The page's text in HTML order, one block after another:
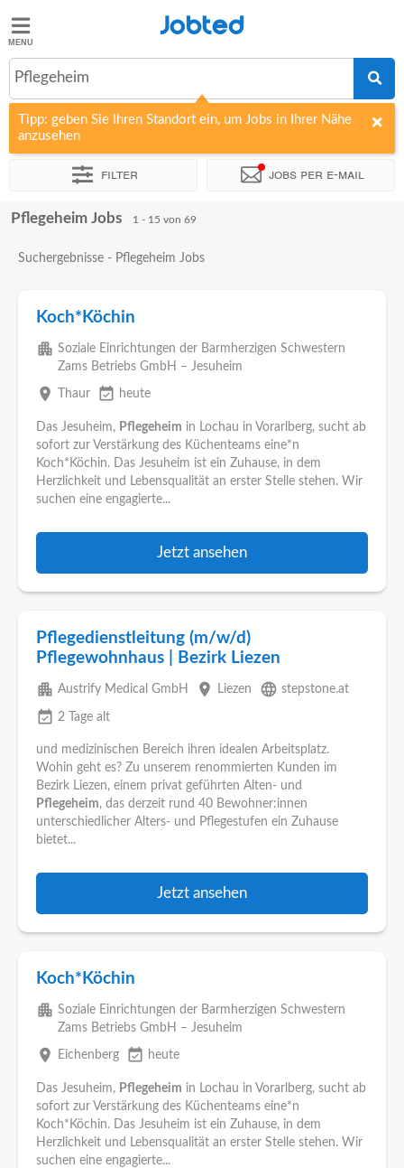
Jobted
Jobs
Gehalt
Jobted
Pflegeheim
Tipp: geben Sie Ihren Standort ein, um Jobs in Ihrer Nähe
anzusehen
Filter Jobs per e-mail
Sortieren nach Unternehmen
Pflegeheim Jobs 1 - 15 von 69
Suchergebnisse - Pflegeheim Jobs
Koch*Köchin
apartment Soziale Einrichtungen der Barmherzigen Schwestern
Zams Betriebs GmbH – Jesuheim
place Thaur event_available heute
Das Jesuheim, Pflegeheim in Lochau in Vorarlberg, sucht ab
sofort zur Verstärkung des Küchenteams eine*n
Koch*Köchin. Das Jesuheim ist ein Zuhause, in dem
Herzlichkeit und Lebensqualität an erster Stelle stehen. Wir
suchen eine engagierte...
Jetzt ansehen
Pflegedienstleitung (m/w/d)
Pflegewohnhaus | Bezirk Liezen
apartment Austrify Medical GmbH place Liezen language stepstone.at
event_available 2 Tage alt
und medizinischen Bereich ihren idealen Arbeitsplatz.
Wohin geht es? Zu unserem renommierten Kunden im
Bezirk Liezen, einem privat geführten Alten- und
Pflegeheim, das derzeit rund 40 Bewohner:innen
unterschiedlicher Alters- und Pflegestufen ein Zuhause
bietet...
Jetzt ansehen
Koch*Köchin
apartment Soziale Einrichtungen der Barmherzigen Schwestern
Zams Betriebs GmbH – Jesuheim
place Eichenberg event_available heute
Das Jesuheim, Pflegeheim in Lochau in Vorarlberg, sucht ab
sofort zur Verstärkung des Küchenteams eine*n
Koch*Köchin. Das Jesuheim ist ein Zuhause, in dem
Herzlichkeit und Lebensqualität an erster Stelle stehen. Wir
suchen eine engagierte...